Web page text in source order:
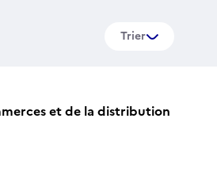
Trier
et de la distribution